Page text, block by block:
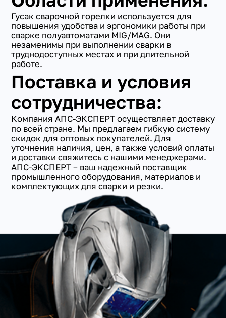
Гусак сварочной горелки используется для
повышения удобства и эргономики работы при
сварке полуавтоматами MIG/MAG. Они
незаменимы при выполнении сварки в
труднодоступных местах и при длительной
работе.
Поставка и условия
сотрудничества:
Компания АПС-ЭКСПЕРТ осуществляет доставку
по всей стране. Мы предлагаем гибкую систему
скидок для оптовых покупателей. Для
уточнения наличия, цен, а также условий оплаты
и доставки свяжитесь с нашими менеджерами.
АПС-ЭКСПЕРТ – ваш надежный поставщик
промышленного оборудования, материалов и
комплектующих для сварки и резки.